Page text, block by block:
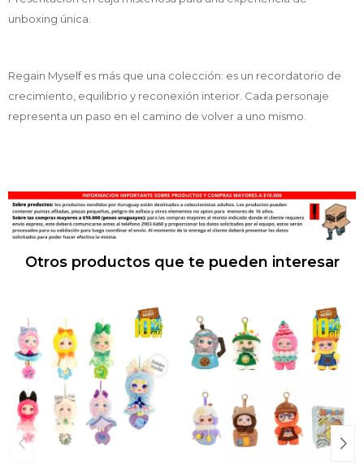
unboxing única.
Regain Myself es más que una colección: es un recordatorio de
crecimiento, equilibrio y reconexión interior. Cada personaje
representa un paso en el camino de volver a uno mismo.
Otros productos que te pueden interesar